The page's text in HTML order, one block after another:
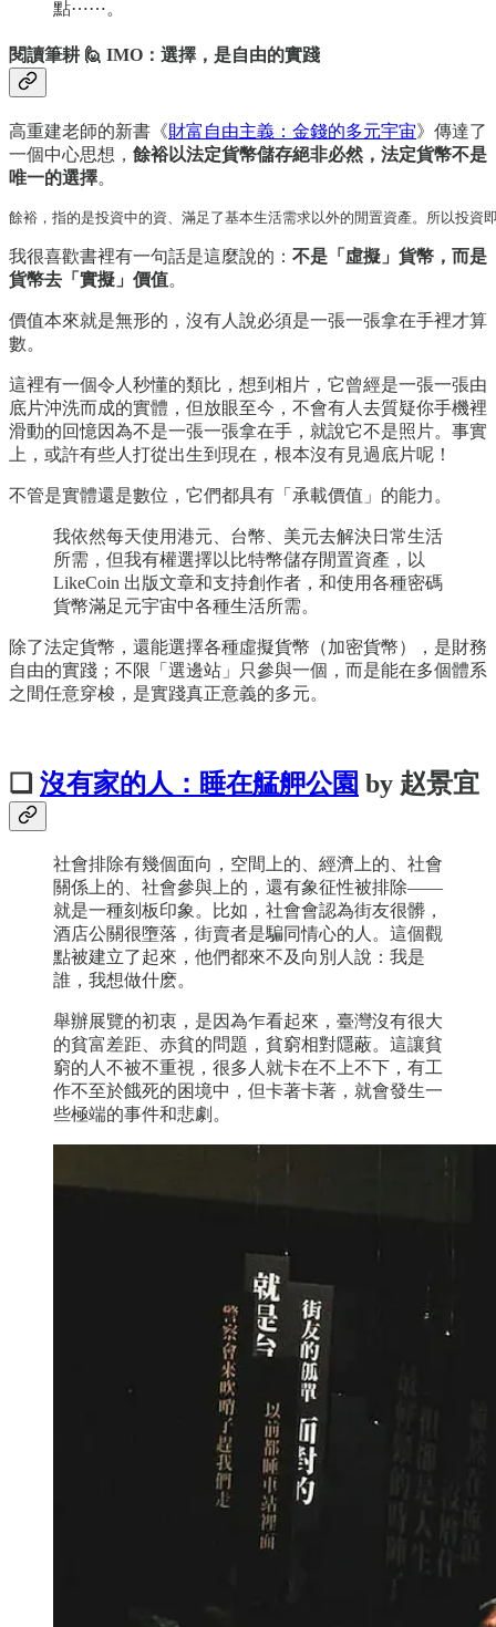
點⋯⋯。
閱讀筆耕 🙋 IMO：選擇，是自由的實踐
高重建老師的新書《財富自由主義：金錢的多元宇宙》傳達了
一個中心思想， 餘裕以法定貨幣儲存絕非必然，法定貨幣不是
唯一的選擇。
餘裕，指的是投資中的資、滿足了基本生活需求以外的閒置資產。所以投
我很喜歡書裡有一句話是這麼說的： 不是「虛擬」貨幣，而是
貨幣去「實擬」價值。
價值本來就是無形的，沒有人說必須是一張一張拿在手裡才算
數。
這裡有一個令人秒懂的類比，想到相片，它曾經是一張一張由
底片沖洗而成的實體，但放眼至今，不會有人去質疑你手機裡
滑動的回憶因為不是一張一張拿在手，就說它不是照片。事實
上，或許有些人打從出生到現在，根本沒有見過底片呢！
不管是實體還是數位，它們都具有「承載價值」的能力。
我依然每天使用港元、台幣、美元去解決日常生活
所需，但我有權選擇以比特幣儲存閒置資產，以
LikeCoin 出版文章和支持創作者，和使用各種密碼
貨幣滿足元宇宙中各種生活所需。
除了法定貨幣，還能選擇各種虛擬貨幣（加密貨幣），是財務
自由的實踐；不限「選邊站」只參與一個，而是能在多個體系
之間任意穿梭，是實踐真正意義的多元。
❏ 沒有家的人：睡在艋舺公園 by 赵景宜
社會排除有幾個面向，空間上的、經濟上的、社會
關係上的、社會參與上的，還有象征性被排除——
就是一種刻板印象。比如，社會會認為街友很髒，
酒店公關很墮落，街賣者是騙同情心的人。這個觀
點被建立了起來，他們都來不及向別人說：我是
誰，我想做什麽。
舉辦展覽的初衷，是因為乍看起來，臺灣沒有很大
的貧富差距、赤貧的問題，貧窮相對隱蔽。這讓貧
窮的人不被不重視，很多人就卡在不上不下，有工
作不至於餓死的困境中，但卡著卡著，就會發生一
些極端的事件和悲劇。